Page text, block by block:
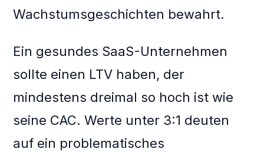
Wachstumsgeschichten bewahrt.
Ein gesundes SaaS-Unternehmen
sollte einen LTV haben, der
mindestens dreimal so hoch ist wie
seine CAC. Werte unter 3:1 deuten
auf ein problematisches